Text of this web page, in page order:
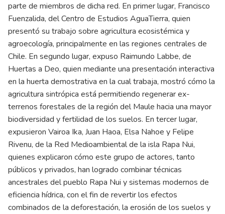
parte de miembros de dicha red. En primer lugar, Francisco
Fuenzalida, del Centro de Estudios AguaTierra, quien
presentó su trabajo sobre agricultura ecosistémica y
agroecología, principalmente en las regiones centrales de
Chile. En segundo lugar, expuso Raimundo Labbe, de
Huertas a Deo, quien mediante una presentación interactiva
en la huerta demostrativa en la cual trabaja, mostró cómo la
agricultura sintrópica está permitiendo regenerar ex-
terrenos forestales de la región del Maule hacia una mayor
biodiversidad y fertilidad de los suelos. En tercer lugar,
expusieron Vairoa Ika, Juan Haoa, Elsa Nahoe y Felipe
Rivenu, de la Red Medioambiental de la isla Rapa Nui,
quienes explicaron cómo este grupo de actores, tanto
públicos y privados, han logrado combinar técnicas
ancestrales del pueblo Rapa Nui y sistemas modernos de
eficiencia hídrica, con el fin de revertir los efectos
combinados de la deforestación, la erosión de los suelos y